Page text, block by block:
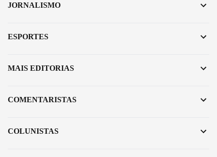
JORNALISMO
ESPORTES
MAIS EDITORIAS
COMENTARISTAS
COLUNISTAS